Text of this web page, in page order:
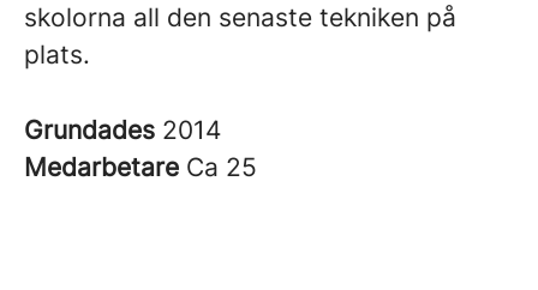
skolorna all den senaste tekniken på
plats.
Grundades 2014
Medarbetare Ca 25